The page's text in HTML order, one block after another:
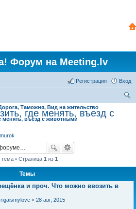
Форум на Meeting.lv
Вход
Регистрация
Таможня, Вид на жительство
менять, въезд с животными
где менять, въезд с
тема • Страница 1 из 1
Темы
и проч. Что можно ввозить в
rigaismylove « 28 авг, 2015